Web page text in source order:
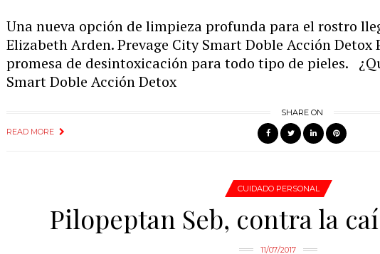
Una nueva opción de limpieza profunda para el rostro
Elizabeth Arden. Prevage City Smart Doble Acción Detox
promesa de desintoxicación para todo tipo de pieles.
Smart Doble Acción Detox
READ MORE
SHARE ON
CUIDADO PERSONAL
Pilopeptan Seb, contra la
11/07/2017